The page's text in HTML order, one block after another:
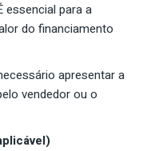
essencial para a
do financiamento
apresentar a
vendedor ou o